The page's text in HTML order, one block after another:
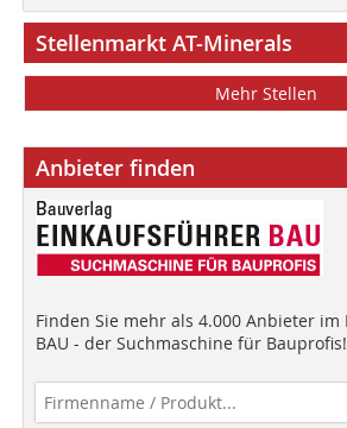
Stellenmarkt AT-Minerals
Mehr Stellen
Anbieter finden
Finden Sie mehr als 4.000 Anbieter im
BAU - der Suchmaschine für Bauprofis!